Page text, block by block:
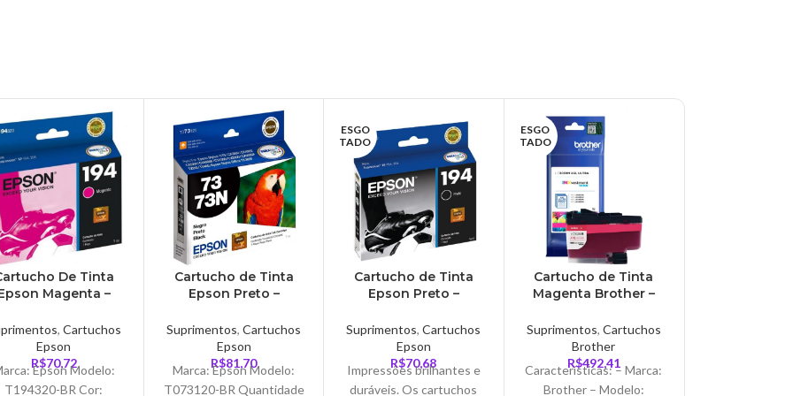
um desempenho sem
preocupações e
consistentes.
um desempenho sem
preocupações e
resultados consistentes.
De Tinta
Magenta –
, Cartuchos
Epson
R$70,72
Epson Modelo:
T194320-BR Cor:
Cartucho de Tinta
Epson Preto –
Suprimentos,Cartuchos
Epson
R$81,70
Marca: Epson Modelo:
T073120-BR Quantidade
ESGO
TADO
Cartucho de Tinta
Epson Preto –
Suprimentos,Cartuchos
Epson
R$70,68
Impressões brilhantes e
duráveis. Os cartuchos
ESGO
TADO
Cartucho de Tinta
Magenta Brother –
Suprimentos, Cartuchos
Brother
R$492,41
Características: – Marca:
Brother – Modelo: